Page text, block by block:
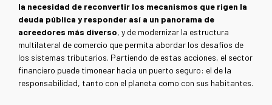
la necesidad de reconvertir los mecanismos que rigen la
deuda pública y responder así a un panorama de
acreedores más diverso, y de modernizar la estructura
multilateral de comercio que permita abordar los desafíos de
los sistemas tributarios. Partiendo de estas acciones, el sector
financiero puede timonear hacia un puerto seguro: el de la
responsabilidad, tanto con el planeta como con sus habitantes.